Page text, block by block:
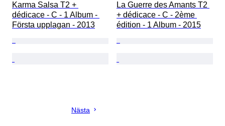
Karma Salsa T2 +
dédicace - C - 1 Album -
Första upplagan - 2013
La Guerre des Amants T2
+ dédicace - C - 2ème
édition - 1 Album - 2015
Nästa